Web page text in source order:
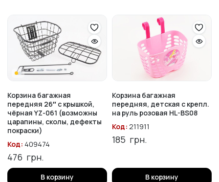
Корзина багажная
передняя 26″ с крышкой,
чёрная YZ-061 (возможны
царапины, сколы, дефекты
покраски)
Код: 409474
476 грн.
В корзину
Корзина багажная
передняя, детская с крепл.
на руль розовая HL-BS08
Код: 211911
185 грн.
В корзину